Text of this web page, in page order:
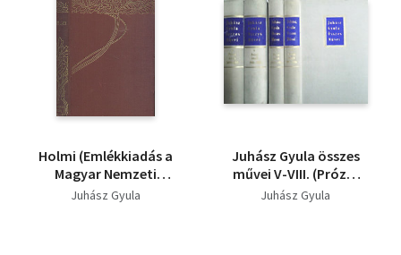
Holmi (Emlékkiadás a
Magyar Nemzeti
Könyvnap emlékére)
Juhász Gyula
Juhász Gyula összes
művei V-VIII. (Prózai
írások 1898-1936) -
Juhász Gyula